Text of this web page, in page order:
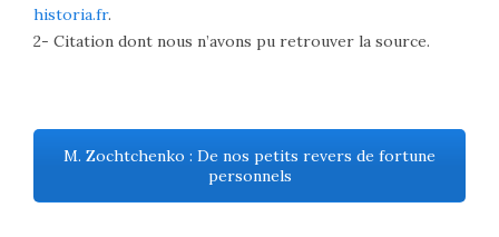
historia.fr.
2- Citation dont nous n’avons pu retrouver la source.
M. Zochtchenko : De nos petits revers de fortune
personnels